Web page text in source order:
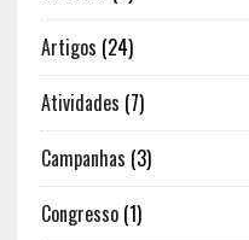
Artigos (24)
Atividades (7)
Campanhas (3)
Congresso(1)